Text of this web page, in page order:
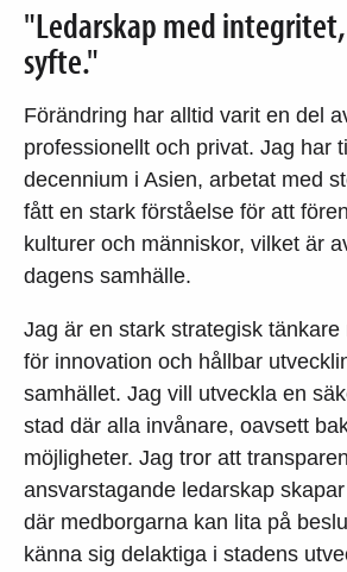
"Ledarskap med
syfte."
Förändring har alltid varit en del
professionellt och privat. Jag har
decennium i Asien, arbetat med
fått en stark förståelse för att
kulturer och människor, vilket är
dagens samhälle.
Jag är en stark strategisk
för innovation och hållbar
samhället. Jag vill utveckla en
stad där alla invånare, oavsett
möjligheter. Jag tror att
ansvarstagande ledarskap
där medborgarna kan lita på
känna sig delaktiga i stadens